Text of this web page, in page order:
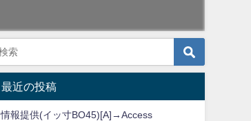
最近の投稿
情報提供(イッ寸BO45)[A]→Access